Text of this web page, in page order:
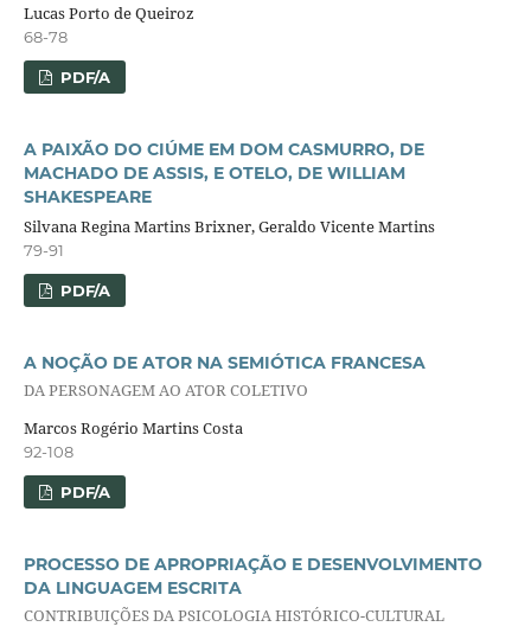
Lucas Porto de Queiroz
68-78
PDF/A
A PAIXÃO DO CIÚME EM DOM CASMURRO, DE
MACHADO DE ASSIS, E OTELO, DE WILLIAM
SHAKESPEARE
Silvana Regina Martins Brixner, Geraldo Vicente Martins
79-91
PDF/A
A NOÇÃO DE ATOR NA SEMIÓTICA FRANCESA
DA PERSONAGEM AO ATOR COLETIVO
Marcos Rogério Martins Costa
92-108
PDF/A
PROCESSO DE APROPRIAÇÃO E DESENVOLVIMENTO
DA LINGUAGEM ESCRITA
CONTRIBUIÇÕES DA PSICOLOGIA HISTÓRICO-CULTURAL